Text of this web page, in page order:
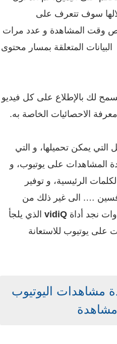
سوف تتعرف على
وقت المشاهدة و عدد مرات
المتعلقة بمسار محتوى
لك بالإطلاع على كل فيديو
الاحصائيات الخاصة به.
يمكن تحميلها، و التي
المشاهدات على يوتيوب، و
الرئيسية، و توفير
…. الى غير ذلك من
نجد أداة vidiQ الذي يلجأ
على يوتيوب للاستعانة
مشاهدات اليوتيوب